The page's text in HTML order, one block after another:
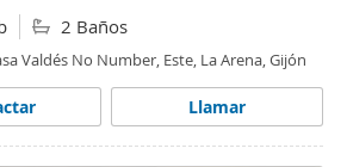
2 Baños
Valdés No Number, Este, La Arena, Gijón
Llamar